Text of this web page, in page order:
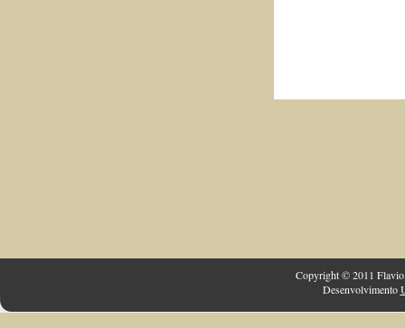
Copyright © 2011 Flavio
Desenvolvimento